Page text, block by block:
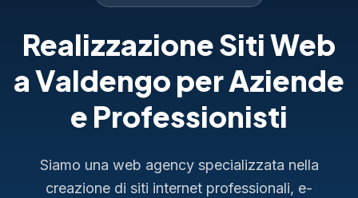
Realizzazione Siti Web
a Valdengo per Aziende
e Professionisti
Siamo una web agency specializzata nella
creazione di siti internet professionali, e-